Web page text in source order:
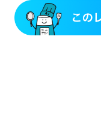
妊婦健診・血圧が気に
妊婦健診・血糖値が
妊娠糖尿病(初期)